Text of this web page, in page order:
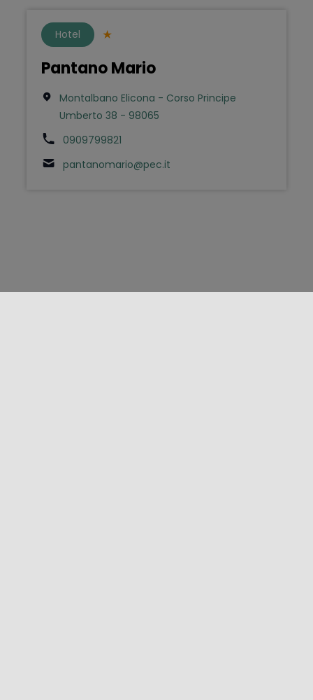
Hotel
Pantano Mario
Montalbano Elicona - Corso Principe
Umberto 38 - 98065
0909799821
pantanomario@pec.it